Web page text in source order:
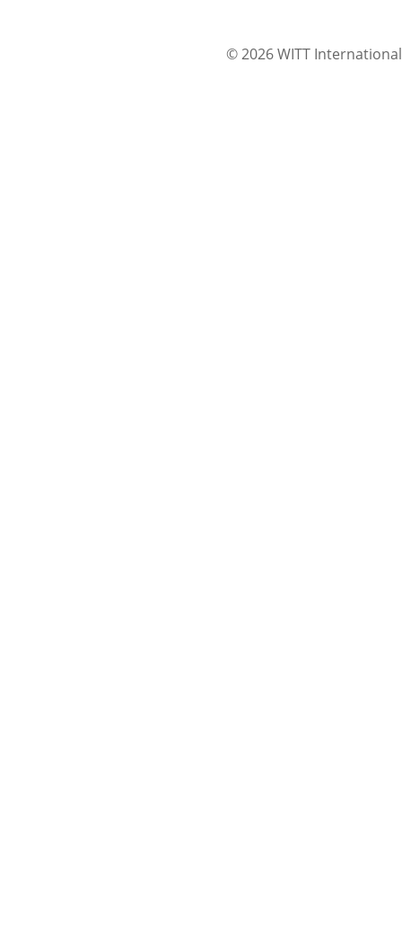
© 2026 WITT International